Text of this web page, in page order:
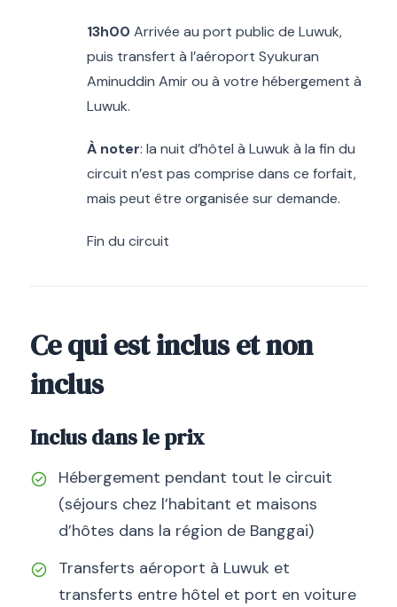
13h00 Arrivée au port public de Luwuk,
puis transfert à l’aéroport Syukuran
Aminuddin Amir ou à votre hébergement à
Luwuk.
À noter: la nuit d’hôtel à Luwuk à la fin du
circuit n’est pas comprise dans ce forfait,
mais peut être organisée sur demande.
Fin du circuit
Ce qui est inclus et non
inclus
Inclus dans le prix
Hébergement pendant tout le circuit
(séjours chez l’habitant et maisons
d’hôtes dans la région de Banggai)
Transferts aéroport à Luwuk et
transferts entre hôtel et port en voiture